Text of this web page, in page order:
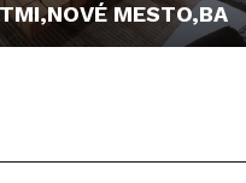
MESTO,BA